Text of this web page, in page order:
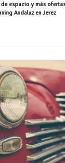
espacio y más
Andaluz en Jerez